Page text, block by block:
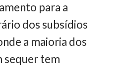
para a
dos subsídios
a maioria dos
sequer tem